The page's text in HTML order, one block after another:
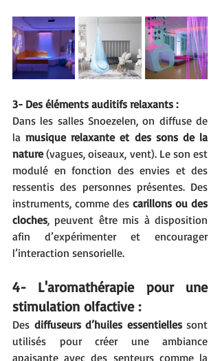
3- Des éléments auditifs relaxants :
Dans les salles Snoezelen, on diffuse de
la musique relaxante et des sons de la
nature (vagues, oiseaux, vent). Le son est
modulé en fonction des envies et des
ressentis des personnes présentes. Des
instruments, comme des carillons ou des
cloches, peuvent être mis à disposition
afin d’expérimenter et encourager
l’interaction sensorielle.
4- L'aromathérapie pour une
stimulation olfactive :
Des diffuseurs d’huiles essentielles sont
utilisés pour créer une ambiance
apaisante avec des senteurs comme la